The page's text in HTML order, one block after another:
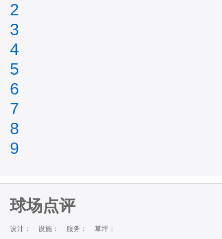
2
3
4
5
6
7
8
9
球场点评
设计： 设施： 服务： 草坪：